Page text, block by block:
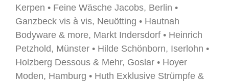
Kerpen • Feine Wäsche Jacobs, Berlin •
Ganzbeck vis à vis, Neuötting • Hautnah
Bodyware & more, Markt Indersdorf • Heinrich
Petzhold, Münster • Hilde Schönborn, Iserlohn •
Holzberg Dessous & Mehr, Goslar • Hoyer
Moden, Hamburg • Huth Exklusive Strümpfe &